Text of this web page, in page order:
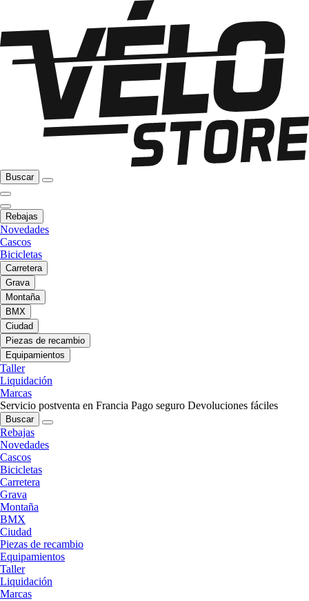
Buscar
Rebajas
Novedades
Cascos
Bicicletas
Carretera
Grava
Montaña
BMX
Ciudad
Piezas de recambio
Equipamientos
Taller
Liquidación
Marcas
Servicio postventa en Francia Pago seguro Devoluciones fáciles
Buscar
Rebajas
Novedades
Cascos
Bicicletas
Carretera
Grava
Montaña
BMX
Ciudad
Piezas de recambio
Equipamientos
Taller
Liquidación
Marcas